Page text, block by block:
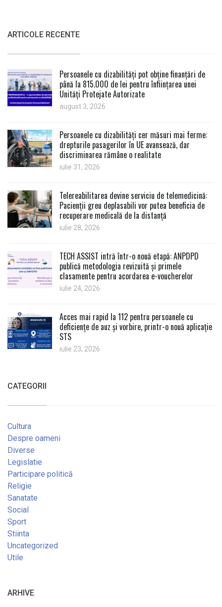
ARTICOLE RECENTE
Persoanele cu dizabilități pot obține finanțări de
până la 815.000 de lei pentru înființarea unei
Unități Protejate Autorizate
august 3, 2026
Persoanele cu dizabilități cer măsuri mai ferme:
drepturile pasagerilor în UE avansează, dar
discriminarea rămâne o realitate
iulie 31, 2026
Telereabilitarea devine serviciu de telemedicină:
Pacienții greu deplasabili vor putea beneficia de
recuperare medicală de la distanță
iulie 28, 2026
TECH ASSIST intră într-o nouă etapă: ANPDPD
publică metodologia revizuită și primele
clasamente pentru acordarea e-voucherelor
iulie 24, 2026
Acces mai rapid la 112 pentru persoanele cu
deficiențe de auz și vorbire, printr-o nouă aplicație
STS
iulie 23, 2026
CATEGORII
Cultura
Despre oameni
Diverse
Legislatie
Participare politică
Religie
Sanatate
Social
Sport
Stiinta
Uncategorized
Utile
ARHIVE